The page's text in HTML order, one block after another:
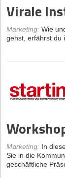
Virale
Marketing: Wie
gehst, erfährst du
Marketing: In
Sie in die
geschäftliche